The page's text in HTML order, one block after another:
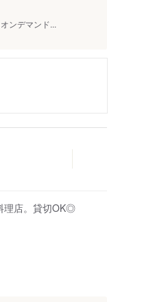
ンデマンド...
理店。貸切OK◎